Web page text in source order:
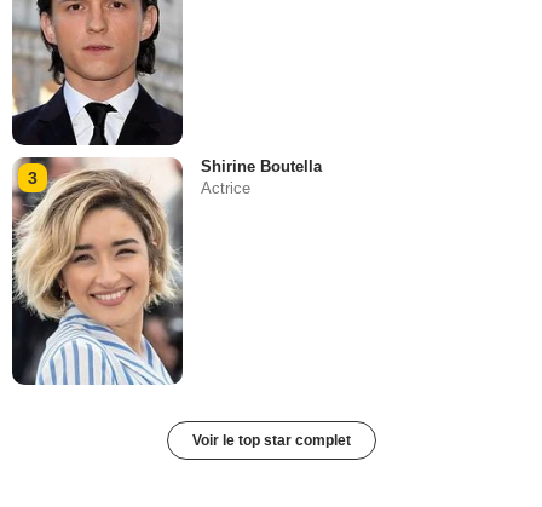
3
Shirine Boutella
Actrice
Voir le top star complet